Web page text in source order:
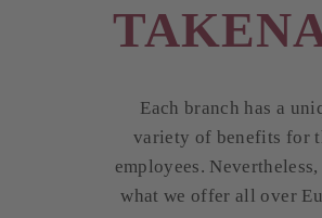
Each branch has a
variety of benefits for
employees.
what we offer all over